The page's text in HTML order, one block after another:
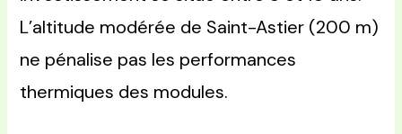
L’altitude modérée de Saint-Astier (200 m)
ne pénalise pas les performances
thermiques des modules.